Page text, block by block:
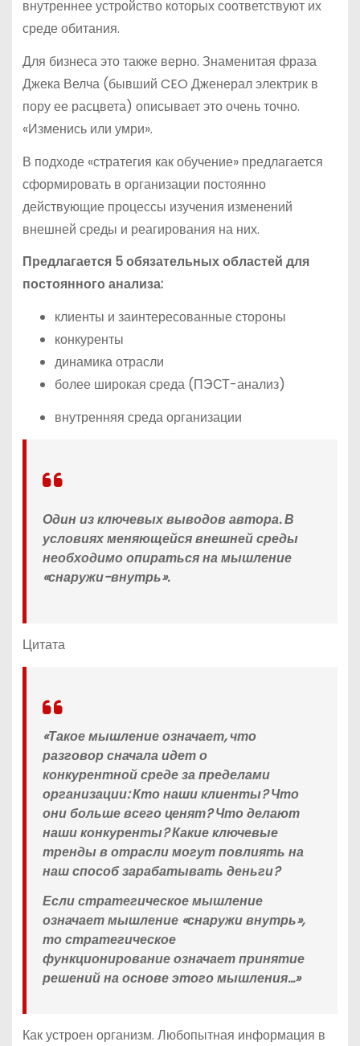
внутреннее устройство которых соответствуют их
среде обитания.
Для бизнеса это также верно. Знаменитая фраза
Джека Велча (бывший CEO Дженерал электрик в
пору ее расцвета) описывает это очень точно.
«Изменись или умри».
В подходе «стратегия как обучение» предлагается
сформировать в организации постоянно
действующие процессы изучения изменений
внешней среды и реагирования на них.
Предлагается 5 обязательных областей для
постоянного анализа:
клиенты и заинтересованные стороны
конкуренты
динамика отрасли
более широкая среда (ПЭСТ-анализ)
внутренняя среда организации
Один из ключевых выводов автора. В
условиях меняющейся внешней среды
необходимо опираться на мышление
«снаружи-внутрь».
Цитата
«Такое мышление означает, что
разговор сначала идет о
конкурентной среде за пределами
организации: Кто наши клиенты? Что
они больше всего ценят? Что делают
наши конкуренты? Какие ключевые
тренды в отрасли могут повлиять на
наш способ зарабатывать деньги?
Если стратегическое мышление
означает мышление «снаружи внутрь»,
то стратегическое
функционирование означает принятие
решений на основе этого мышления…»
Как устроен организм. Любопытная информация в